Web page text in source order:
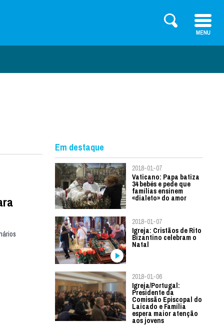
Em destaque
2018-01-07
Vaticano: Papa batiza
34 bebés e pede que
famílias ensinem
«dialeto» do amor
2018-01-07
Igreja: Cristãos de Rito
Bizantino celebram o
Natal
2018-01-06
Igreja/Portugal:
Presidente da
Comissão Episcopal do
Laicado e Família
espera maior atenção
aos jovens